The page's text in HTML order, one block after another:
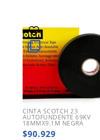
CINTA SCOTCH 23
AUTOFUNDENTE 69KV
18MMX9.1M NEGRA
$90.929